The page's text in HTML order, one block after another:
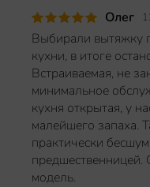
Олег
Выбирали вытяжку
кухни, в итоге
Встраиваемая, не
минимальное
кухня открытая, у
малейшего запаха.
практически
модель.